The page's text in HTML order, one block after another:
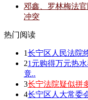
邓鑫、罗林梅法
冲突
热门阅读
1长宁区人民法院
21元购得万元热
竟..
3长宁法院疑似拼
4长宁区人大常委